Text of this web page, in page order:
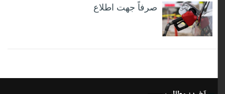
صرفاً جهت اطلاع